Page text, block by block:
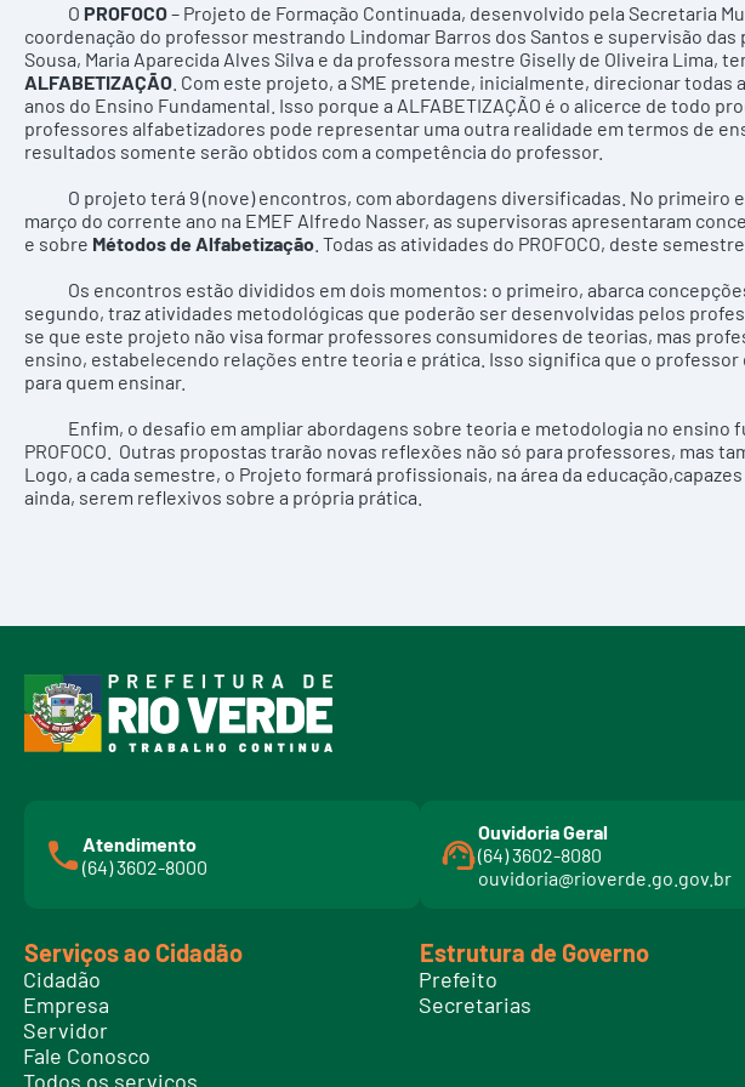
O PROFOCO– Projeto de Formação Continuada, desenvolvido pela Secretaria
coordenação do professor mestrando Lindomar Barros dos Santos e supervisão
Sousa, Maria Aparecida Alves Silva e da professora mestre Giselly de Oliveira Lima,
ALFABETIZAÇÃO . Com este projeto, a SME pretende, inicialmente, direcionar todas
anos do Ensino Fundamental. Isso porque a ALFABETIZAÇÃO é o alicerce de todo
professores alfabetizadores pode representar uma outra realidade em termos de
resultados somente serão obtidos com a competência do professor.
O projeto terá 9 (nove) encontros, com abordagens diversificadas. No primeiro
março do corrente ano na EMEF Alfredo Nasser, as supervisoras apresentaram
e sobre Métodos de Alfabetização . Todas as atividades do PROFOCO, deste
Os encontros estão divididos em dois momentos: o primeiro, abarca
segundo, traz atividades metodológicas que poderão ser desenvolvidas pelos
se que este projeto não visa formar professores consumidores de teorias, mas
ensino, estabelecendo relações entre teoria e prática. Isso significa que o professor
para quem ensinar.
Enfim, o desafio em ampliar abordagens sobre teoria e metodologia no ensino
PROFOCO. Outras propostas trarão novas reflexões não só para professores, mas
Logo, a cada semestre, o Projeto formará profissionais, na área da
ainda, serem reflexivos sobre a própria prática.
Atendimento
(64) 3602-8000
Ouvidoria Geral
(64) 3602-8080
ouvidoria@rioverde.go.gov.br
Serviços ao Cidadão
Cidadão
Empresa
Servidor
Fale Conosco
Todos os serviços
Estrutura de Governo
Prefeito
Secretarias